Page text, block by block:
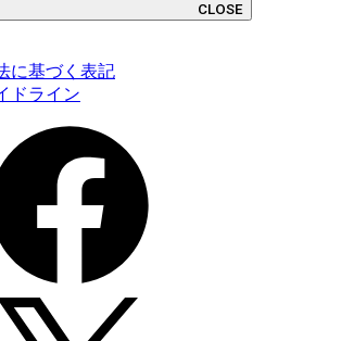
CLOSE
に基づく表記
ドライン